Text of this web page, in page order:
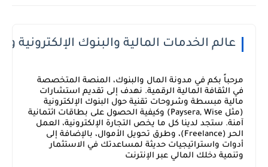
عالم الخدمات المالية والبنوك الإلكترونية
مرحباً بكم في مدونة المال والبنوك، المنصة المتخصصة
في الثقافة المالية الرقمية. نهدف إلى تقديم استشارات
مالية مبسطة وشروحات تقنية حول البنوك الإلكترونية
(مثل Paysera, Wise) وكيفية الحصول على بطاقات ائتمانية
آمنة. ستجد لدينا كل ما يخص التجارة الإلكترونية، العمل
الحر (Freelance)، وطرق تحويل الأموال، بالإضافة إلى
أدوات واستراتيجيات حديثة لمساعدتك في الاستثمار
وتنمية دخلك المالي عبر الإنترنت